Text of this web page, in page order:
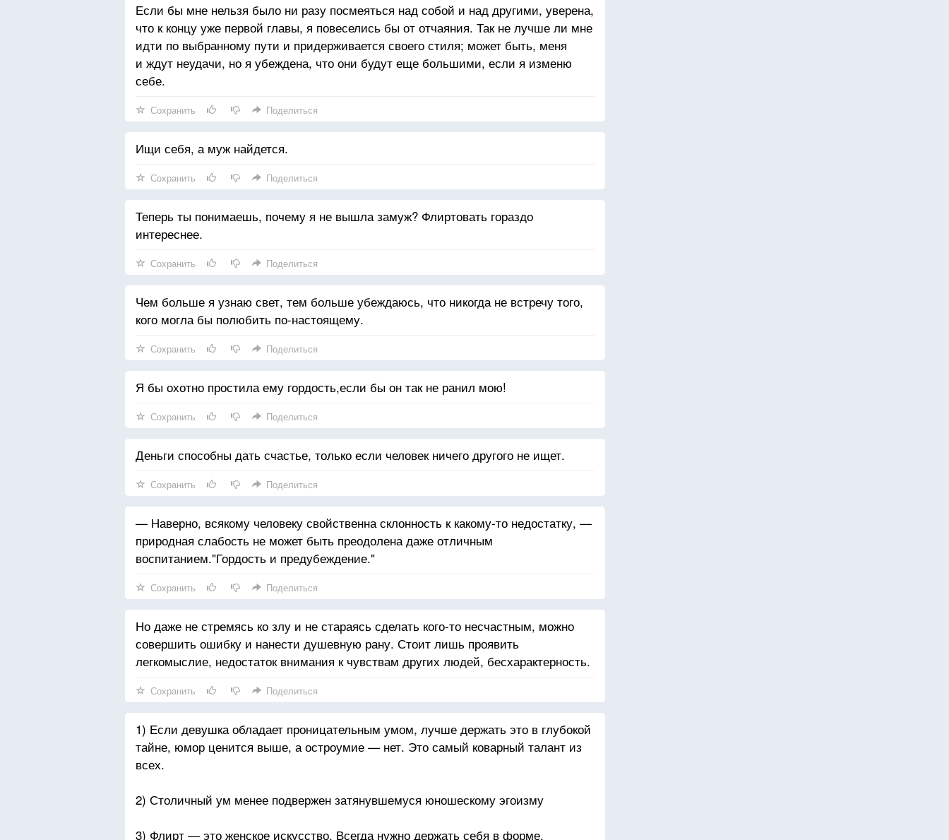
Если бы мне нельзя было ни разу посмеяться над собой и над другими, уверена,
что к концу уже первой главы, я повеселись бы от отчаяния. Так не лучше ли мне
идти по выбранному пути и придерживается своего стиля; может быть, меня
и ждут неудачи, но я убеждена, что они будут еще большими, если я изменю
себе.
Сохранить Поделиться
Ищи себя, а муж найдется.
Сохранить Поделиться
Теперь ты понимаешь, почему я не вышла замуж? Флиртовать гораздо
интереснее.
Сохранить Поделиться
Чем больше я узнаю свет, тем больше убеждаюсь, что никогда не встречу того,
кого могла бы полюбить по-настоящему.
Сохранить Поделиться
Я бы охотно простила ему гордость,если бы он так не ранил мою!
Сохранить Поделиться
Деньги способны дать счастье, только если человек ничего другого не ищет.
Сохранить Поделиться
— Наверно, всякому человеку свойственна склонность к какому-то недостатку, —
природная слабость не может быть преодолена даже отличным
воспитанием."Гордость и предубеждение."
Сохранить Поделиться
Но даже не стремясь ко злу и не стараясь сделать кого-то несчастным, можно
совершить ошибку и нанести душевную рану. Стоит лишь проявить
легкомыслие, недостаток внимания к чувствам других людей, бесхарактерность.
Сохранить Поделиться
1) Если девушка обладает проницательным умом, лучше держать это в глубокой
тайне, юмор ценится выше, а остроумие — нет. Это самый коварный талант из
всех.
2) Столичный ум менее подвержен затянувшемуся юношескому эгоизму
3) Флирт — это женское искусство. Всегда нужно держать себя в форме.